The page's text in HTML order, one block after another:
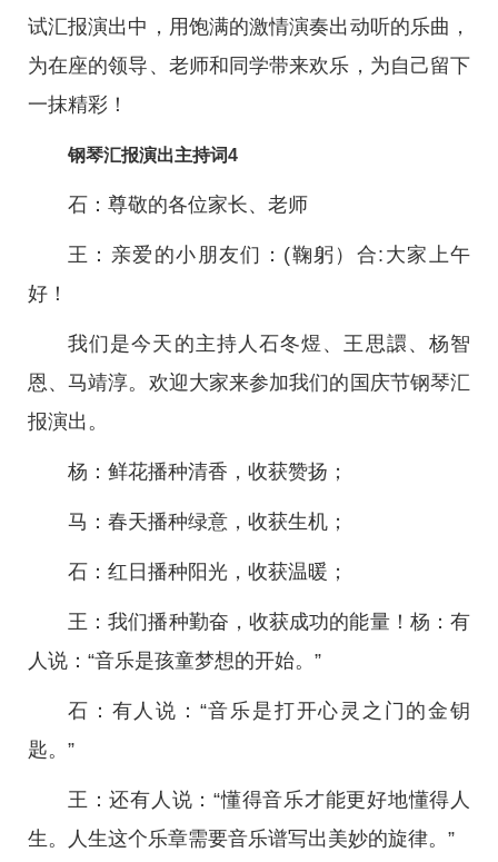
试汇报演出中，用饱满的激情演奏出动听的乐曲，
为在座的领导、老师和同学带来欢乐，为自己留下
一抹精彩！
钢琴汇报演出主持词4
石：尊敬的各位家长、老师
王：亲爱的小朋友们：(鞠躬）合:大家上午
好！
我们是今天的主持人石冬煜、王思譞、杨智
恩、马靖淳。欢迎大家来参加我们的国庆节钢琴汇
报演出。
杨：鲜花播种清香，收获赞扬；
马：春天播种绿意，收获生机；
石：红日播种阳光，收获温暖；
王：我们播种勤奋，收获成功的能量！杨：有
人说：“音乐是孩童梦想的开始。”
石：有人说：“音乐是打开心灵之门的金钥
匙。”
王：还有人说：“懂得音乐才能更好地懂得人
生。人生这个乐章需要音乐谱写出美妙的旋律。”